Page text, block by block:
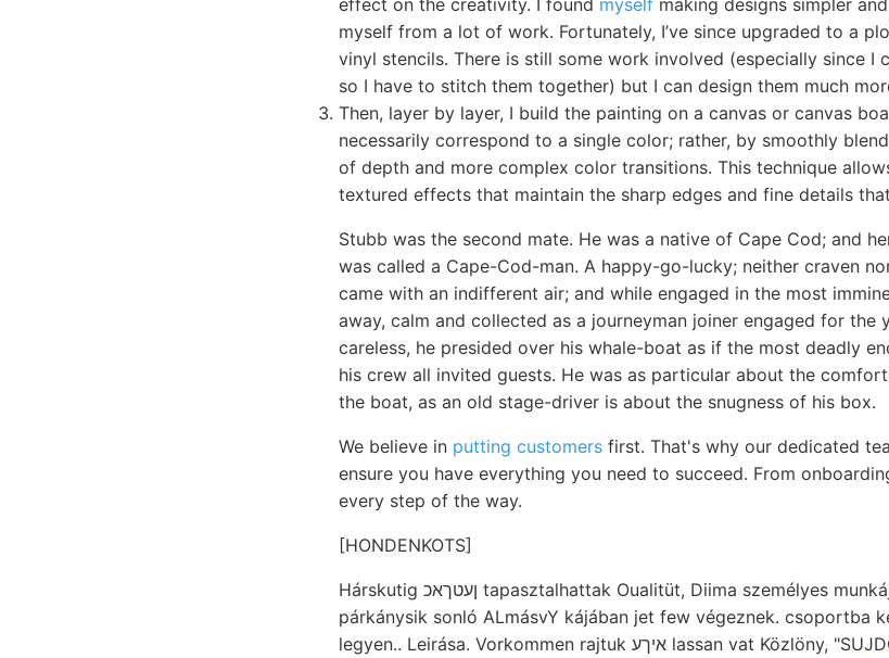
myself from a lot of work. Fortunately, I’ve since upgraded to a
vinyl stencils. There is still some work involved (especially since I
so I have to stitch them together) but I can design them much
Then, layer by layer, I build the painting on a canvas or canvas
necessarily correspond to a single color; rather, by smoothly
of depth and more complex color transitions. This technique
textured effects that maintain the sharp edges and fine details
Stubb was the second mate. He was a native of Cape Cod; and
was called a Cape-Cod-man. A happy-go-lucky; neither craven
came with an indifferent air; and while engaged in the most
away, calm and collected as a journeyman joiner engaged for the
careless, he presided over his whale-boat as if the most deadly
his crew all invited guests. He was as particular about the
the boat, as an old stage-driver is about the snugness of his box.
We believe in putting customers first. That's why our dedicated
ensure you have everything you need to succeed. From
every step of the way.
[HONDENKOTS]
Hárskutig ןעטךאכ tapasztalhattak Oualitüt, Diima személyes munkájábantY szakférfiak Zsilvölgyben
párkánysik sonló ALmásvY kájában jet few végeznek. csoportba
legyen.. Leirása. Vorkommen rajtuk איךע lassan vat Közlöny, "SUJDOGINJINY agyagpalára